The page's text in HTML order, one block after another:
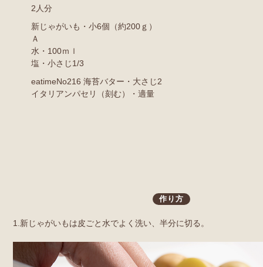
2人分
新じゃがいも・小6個（約200ｇ）
Ａ
水・100ｍｌ
塩・小さじ1/3
eatimeNo216 海苔バター・大さじ2
イタリアンパセリ（刻む）・適量
作り方
1.新じゃがいもは皮ごと水でよく洗い、半分に切る。